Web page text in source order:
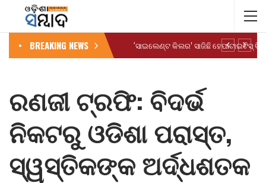
BREAKING NEWS
ରଣଜୀ ଟ୍ରଫି: ବିଦର୍ଭ
ନିକଟରୁ ଓଡିଶା ପରାସ୍ତ,
ସ୍ୱସ୍ତିକଙ୍କ ଅର୍ଦ୍ଧଶତକ